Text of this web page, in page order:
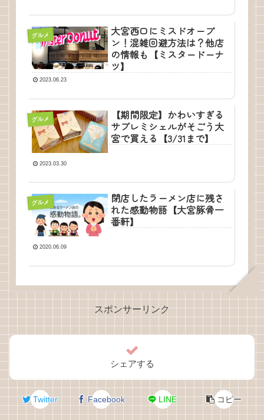
グルメ
大宮西口にミスドオープ
ン！混雑回避方法は？他店
の情報も【ミスタードーナ
ツ】
2023.06.23
グルメ
【期間限定】かわいすぎる
サブレミシェルがそごう大
宮で買える【3/31まで】
2023.03.30
グルメ
閉店したラーメン店に残さ
れた感動物語【大宮豚骨一
番軒】
2020.06.09
スポンサーリンク
シェアする
Twitter Facebook LINE コピー